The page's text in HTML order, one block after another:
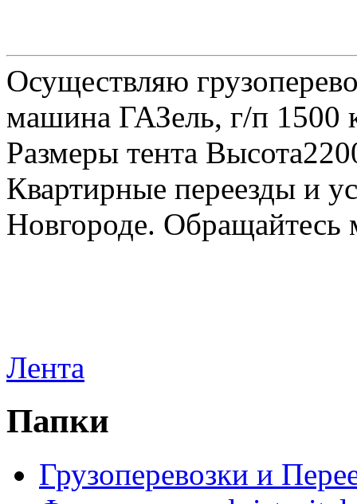
Осуществляю
машина ГАЗель, г/п 1500
Размеры тента
Квартирные переезды и
Новгороде.
Лента
Папки
Грузоперевозки и